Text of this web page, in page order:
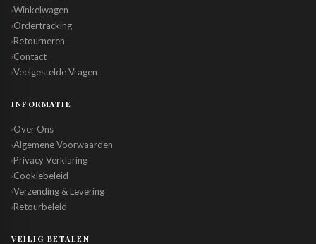
›Winkelwagen
›Ordertracking
›Retourneren
›Contact
›Veelgestelde Vragen
INFORMATIE
›Over Ons
›Algemene Voorwaarden
›Privacy Verklaring
›Cookiebeleid
›Verzending & Levering
›Retourbeleid
VEILIG BETALEN